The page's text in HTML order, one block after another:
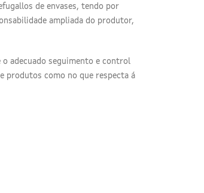
de envases, tendo por
ampliada do produtor,
adecuado seguimento e control
produtos como no que respecta á